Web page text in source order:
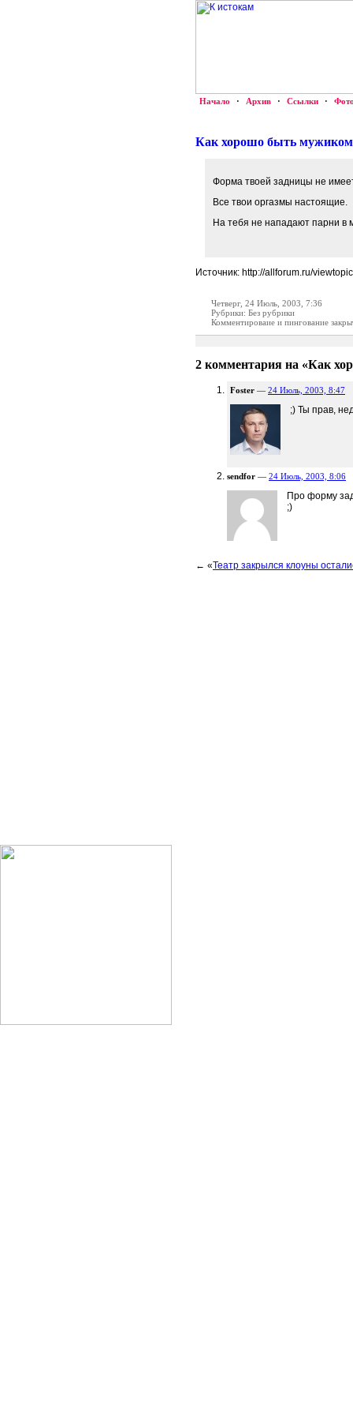
Начало · Архив · Ссылки ·
Как хорошо быть мужиком
Форма твоей задницы не
Все твои оргазмы настоящие.
На тебя не нападают парни в
Источник: http://allforum.ru/
Четверг, 24 Июль, 2003, 7:36
Рубрики: Без рубрики
Комментироваие и пингование
2 комментария на «Как
Foster — 24 Июль, 2003, 8:47
;) Ты прав,
sendfor — 24 Июль, 2003, 8:06
Про форму
;)
← «Театр закрылся клоуны